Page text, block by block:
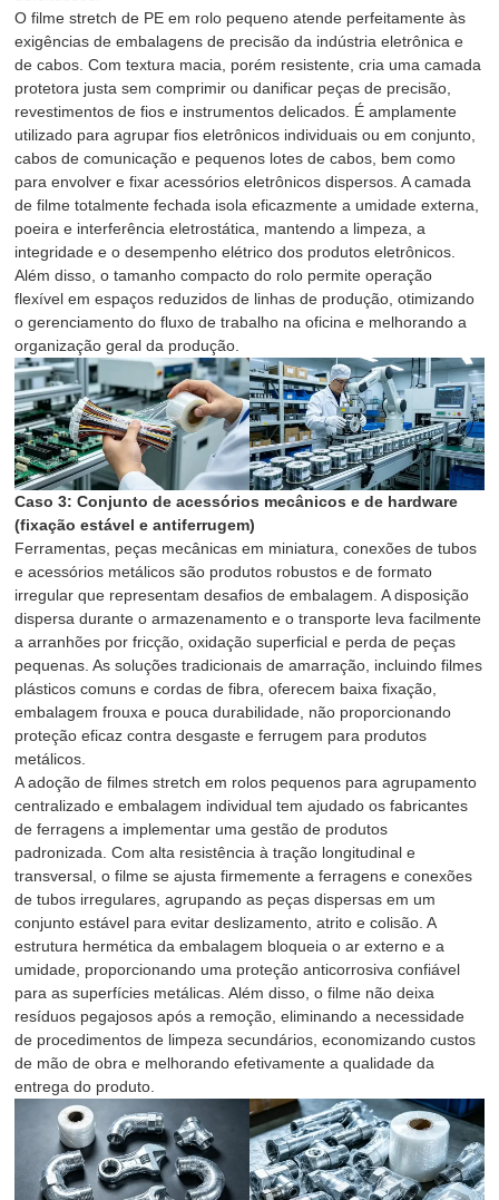
O filme stretch de PE em rolo pequeno atende perfeitamente às
exigências de embalagens de precisão da indústria eletrônica e
de cabos. Com textura macia, porém resistente, cria uma camada
protetora justa sem comprimir ou danificar peças de precisão,
revestimentos de fios e instrumentos delicados. É amplamente
utilizado para agrupar fios eletrônicos individuais ou em conjunto,
cabos de comunicação e pequenos lotes de cabos, bem como
para envolver e fixar acessórios eletrônicos dispersos. A camada
de filme totalmente fechada isola eficazmente a umidade externa,
poeira e interferência eletrostática, mantendo a limpeza, a
integridade e o desempenho elétrico dos produtos eletrônicos.
Além disso, o tamanho compacto do rolo permite operação
flexível em espaços reduzidos de linhas de produção, otimizando
o gerenciamento do fluxo de trabalho na oficina e melhorando a
organização geral da produção.
Caso 3: Conjunto de acessórios mecânicos e de hardware
(fixação estável e antiferrugem)
Ferramentas, peças mecânicas em miniatura, conexões de tubos
e acessórios metálicos são produtos robustos e de formato
irregular que representam desafios de embalagem. A disposição
dispersa durante o armazenamento e o transporte leva facilmente
a arranhões por fricção, oxidação superficial e perda de peças
pequenas. As soluções tradicionais de amarração, incluindo filmes
plásticos comuns e cordas de fibra, oferecem baixa fixação,
embalagem frouxa e pouca durabilidade, não proporcionando
proteção eficaz contra desgaste e ferrugem para produtos
metálicos.
A adoção de filmes stretch em rolos pequenos para agrupamento
centralizado e embalagem individual tem ajudado os fabricantes
de ferragens a implementar uma gestão de produtos
padronizada. Com alta resistência à tração longitudinal e
transversal, o filme se ajusta firmemente a ferragens e conexões
de tubos irregulares, agrupando as peças dispersas em um
conjunto estável para evitar deslizamento, atrito e colisão. A
estrutura hermética da embalagem bloqueia o ar externo e a
umidade, proporcionando uma proteção anticorrosiva confiável
para as superfícies metálicas. Além disso, o filme não deixa
resíduos pegajosos após a remoção, eliminando a necessidade
de procedimentos de limpeza secundários, economizando custos
de mão de obra e melhorando efetivamente a qualidade da
entrega do produto.